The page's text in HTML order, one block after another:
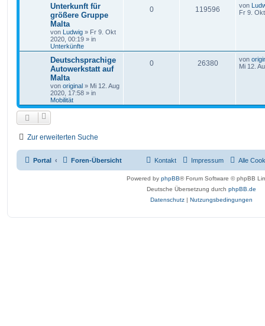
Unterkunft für
größere Gruppe
Malta
von Ludwig » Fr 9. Okt
2020, 00:19 » in
Unterkünfte
0 119596 von
Fr 9.
Deutschsprachige
Autowerkstatt auf
Malta
von original » Mi 12. Aug
2020, 17:58 » in
Mobilität
0 26380 von
Mi 12.
Zur erweiterten Suche
Portal Foren-Übersicht Alle
Impressum
Kontakt
Powered by phpBB® Forum Software © phpBB
Deutsche Übersetzung durch phpBB.de
Datenschutz | Nutzungsbedingungen